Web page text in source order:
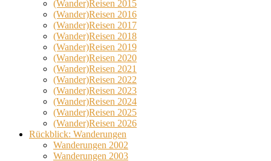
(Wander)Reisen 2015
(Wander)Reisen 2016
(Wander)Reisen 2017
(Wander)Reisen 2018
(Wander)Reisen 2019
(Wander)Reisen 2020
(Wander)Reisen 2021
(Wander)Reisen 2022
(Wander)Reisen 2023
(Wander)Reisen 2024
(Wander)Reisen 2025
(Wander)Reisen 2026
Rückblick: Wanderungen
Wanderungen 2002
Wanderungen 2003